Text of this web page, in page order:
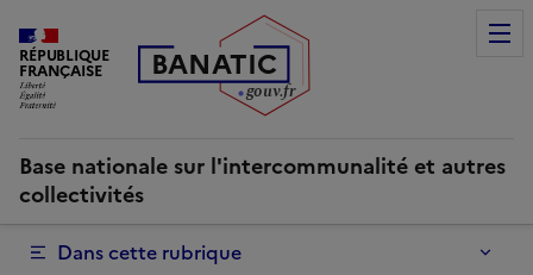
RÉPUBLIQUE
FRANÇAISE BANATIC
gouv.fr
Base nationale sur l'intercommunalité et autres
collectivités
Dans cette rubrique
Commune La Madeleine-de-Nonancourt | Base